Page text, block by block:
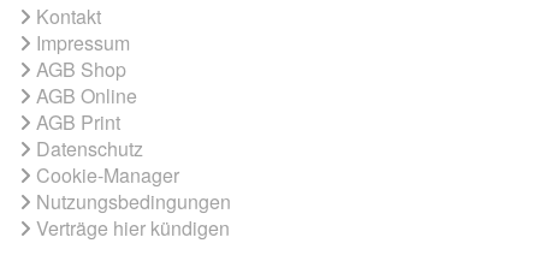
Kontakt
Impressum
AGB Shop
AGB Online
AGB Print
Datenschutz
Cookie-Manager
Nutzungsbedingungen
Verträge hier kündigen